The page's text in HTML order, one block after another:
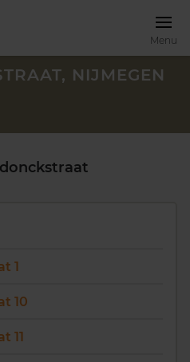
Menu
NIJMEGEN
1
10
11